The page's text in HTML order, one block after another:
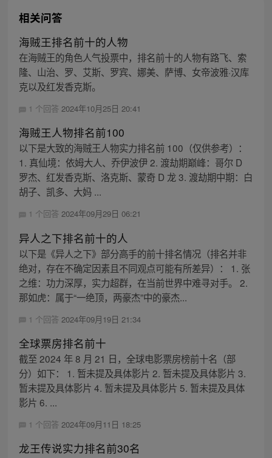
相关问答
海贼王排名前十的人物
在海贼王的角色人气投票中，排名前十的人物有路飞、索
隆、山治、罗、艾斯、罗宾、娜美、萨博、女帝波雅·汉库
克以及红发香克斯。
1 个回答 2024年10月25日 20:41
海贼王人物排名前100
以下是大致的海贼王人物实力排名前 100（仅供参考）：
1. 真仙境：依姆大人、乔伊波伊 2. 渡劫期巅峰：哥尔 D
罗杰、红发香克斯、洛克斯、蒙奇 D 龙 3. 渡劫期中期：白
胡子、凯多、大妈 ...
1 个回答 2024年09月29日 06:21
异人之下排名前十的人
以下是《异人之下》部分高手的前十排名情况（排名并非
绝对，存在不确定因素且不同观点可能有所差异）： 1. 张
之维：功力深厚，实力超群，在当前世界中难寻对手。 2.
那如虎：属于“一绝顶，两豪杰”中的豪杰...
1 个回答 2024年09月19日 21:34
全球票房排名前十
截至 2024 年 8 月 21 日，全球电影票房榜前十名（部
分）如下： 1. 暂未提及具体影片 2. 暂未提及具体影片 3.
暂未提及具体影片 4. 暂未提及具体影片 5. 暂未提及具体
影片 6. ...
1 个回答 2024年09月11日 18:25
龙王传说实力排名前30名